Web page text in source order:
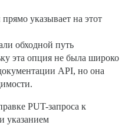
указывает на этот
обходной путь
эта опция не была широко
API, но она
PUT-запроса к
указанием